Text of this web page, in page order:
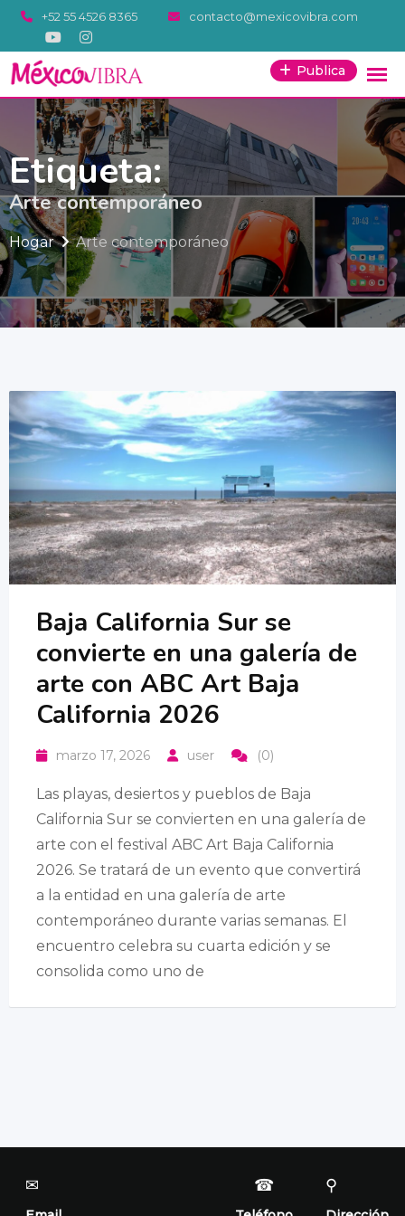
Saltar
contenido
+52 55 4526 8365 contacto@mexicovibra.com
Publica
Etiqueta:
Arte contemporáneo
Hogar Arte contemporáneo
Baja California Sur se
convierte en una galería de
arte con ABC Art Baja
California 2026
marzo 17, 2026 user (0)
Las playas, desiertos y pueblos de Baja
California Sur se convierten en una galería de
arte con el festival ABC Art Baja California
2026. Se tratará de un evento que convertirá
a la entidad en una galería de arte
contemporáneo durante varias semanas. El
encuentro celebra su cuarta edición y se
consolida como uno de
✉ ☎ ⚲